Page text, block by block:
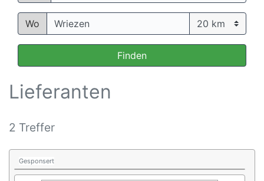
Wo
Finden
Lieferanten
2 Treffer
Gesponsert